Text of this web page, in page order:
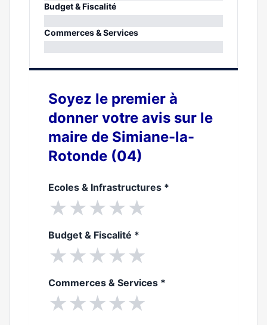
0%
Budget & Fiscalité
0%
Commerces & Services
Soyez le premier à
donner votre avis sur le
maire de Simiane-la-
Rotonde (04)
Ecoles & Infrastructures *
★★★★★
Budget & Fiscalité *
★★★★★
Commerces & Services *
★★★★★